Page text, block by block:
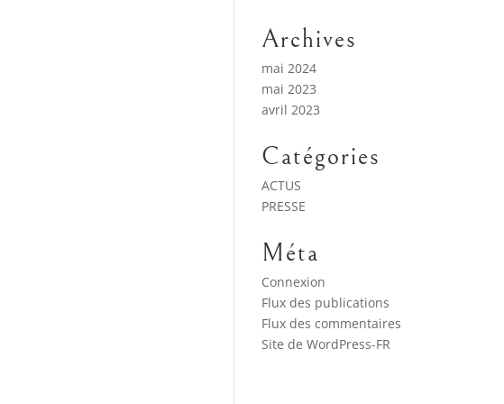
Archives
mai 2024
mai 2023
avril 2023
Catégories
ACTUS
PRESSE
Méta
Connexion
Flux des publications
Flux des commentaires
Site de WordPress-FR